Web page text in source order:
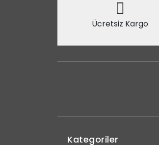
Ücretsiz Kargo
Kategoriler